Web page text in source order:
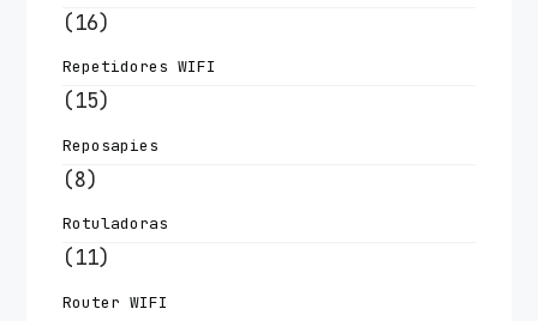
(16)
Repetidores WIFI
(15)
Reposapies
(8)
Rotuladoras
(11)
Router WIFI